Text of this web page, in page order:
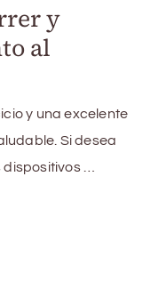
y
al
y una excelente
Si desea
…